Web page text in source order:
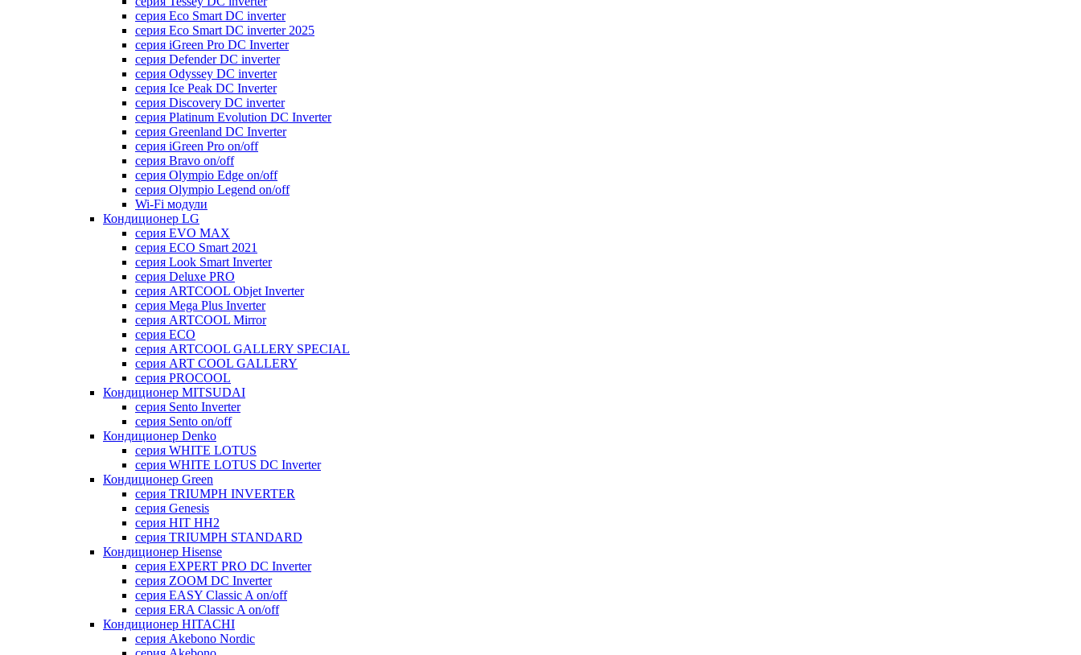
серия Eco Smart DC inverter
серия Eco Smart DC inverter 2025
серия iGreen Pro DC Inverter
серия Defender DC inverter
серия Odyssey DC inverter
серия Ice Peak DС Inverter
cерия Discovery DC inverter
серия Platinum Evolution DC Inverter
серия Greenland DC Inverter
серия iGreen Pro on/off
серия Bravo on/off
серия Olympio Edge on/off
серия Olympio Legend on/off
Wi-Fi модули
Кондиционер LG
серия EVO MAX
серия ECO Smart 2021
серия Look Smart Inverter
серия Deluxe PRO
серия ARTCOOL Objet Inverter
серия Mega Plus Inverter
серия ARTCOOL Mirror
серия ECO
серия ARTCOOL GALLERY SPECIAL
серия ART COOL GALLERY
серия PROCOOL
Кондиционер MITSUDAI
серия Sento Inverter
серия Sento on/off
Кондиционер Denko
серия WHITE LOTUS
серия WHITE LOTUS DC Inverter
Кондиционер Green
серия TRIUMPH INVERTER
серия Genesis
серия HIT HH2
серия TRIUMPH STANDARD
Кондиционер Hisense
серия EXPERT PRO DC Inverter
серия ZOOM DC Inverter
серия EASY Classic A on/off
серия ERA Classic A on/off
Кондиционер HITACHI
cерия Akebono Nordic